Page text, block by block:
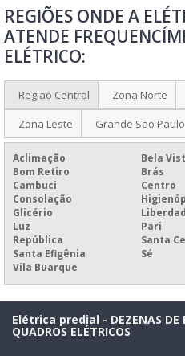
PAINEL DE COMANDO ELÉTRICO
PAINEL DE COMANDO ELÉTRICO
PAINEL DE CONTROLE ELÉTRICO
PAINEL ELÉTRICO
PAINEL ELÉTRICO A PROVA DE
PAINEL ELÉTRICO AUTOPORTANTE
PAINEL ELÉTRICO BIFÁSICO
PAINEL ELÉTRICO CCM
PAINEL ELÉTRICO CLP
PAINEL ELÉTRICO COM BARRAMENTO
PAINEL ELÉTRICO COM PORTA
PAINEL ELÉTRICO COM TAMPA DE
REGIÕES ONDE A
ATENDE
ELÉTRICO:
Região Central Zona Norte
Zona Leste
Grande São Paulo
Aclimação
Bela
Bom Retiro
Brás
Cambuci
Centro
Consolação
Glicério
Luz
Pari
República
Santa
Santa Efigênia
Sé
Vila Buarque
Elétrica predial - DEZENAS DE
QUADROS ELÉTRICOS